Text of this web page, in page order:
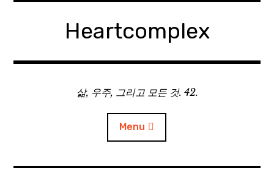
Heartcomplex
삶, 우주, 그리고 모든 것. 42.
Menu